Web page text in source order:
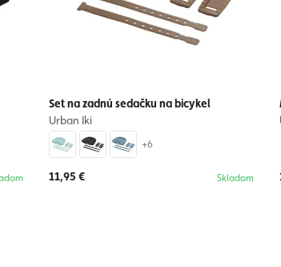
Set na zadnú sedačku na bicykel
Urban Iki
+6
11,95 € Skladom